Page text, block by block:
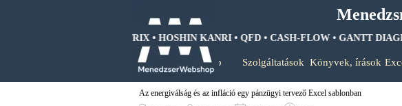
ANALIZIS • BCG MÁTRIX • HOSHIN KANRI • QFD • CASH-FLOW • GANTT
Kezdőlap
Szolgáltatások Könyvek, írások
Az energiválság és az infláció egy pánzügyi tervező Excel sablonban